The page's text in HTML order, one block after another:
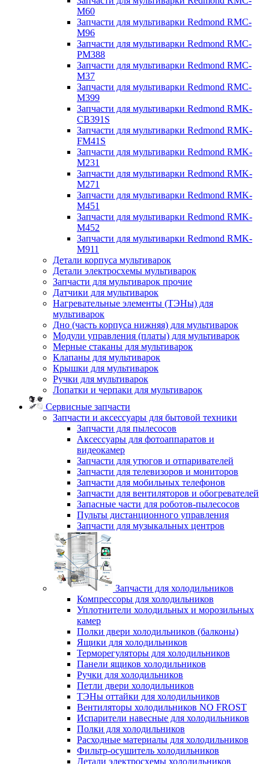
M60
Запчасти для мультиварки Redmond RMC-
M96
Запчасти для мультиварки Redmond RMC-
PM388
Запчасти для мультиварки Redmond RMC-
M37
Запчасти для мультиварки Redmond RMC-
M399
Запчасти для мультиварки Redmond RMK-
CB391S
Запчасти для мультиварки Redmond RMK-
FM41S
Запчасти для мультиварки Redmond RMK-
M231
Запчасти для мультиварки Redmond RMK-
M271
Запчасти для мультиварки Redmond RMK-
M451
Запчасти для мультиварки Redmond RMK-
M452
Запчасти для мультиварки Redmond RMK-
M911
Детали корпуса мультиварок
Детали электросхемы мультиварок
Запчасти для мультиварок прочие
Датчики для мультиварок
Нагревательные элементы (ТЭНы) для
мультиварок
Дно (часть корпуса нижняя) для мультиварок
Модули управления (платы) для мультиварок
Мерные стаканы для мультиварок
Клапаны для мультиварок
Крышки для мультиварок
Ручки для мультиварок
Лопатки и черпаки для мультиварок
Сервисные запчасти
Запчасти и аксессуары для бытовой техники
Запчасти для пылесосов
Аксессуары для фотоаппаратов и
видеокамер
Запчасти для утюгов и отпаривателей
Запчасти для телевизоров и мониторов
Запчасти для мобильных телефонов
Запчасти для вентиляторов и обогревателей
Запасные части для роботов-пылесосов
Пульты дистанционного управления
Запчасти для музыкальных центров
Запчасти для холодильников
Компрессоры для холодильников
Уплотнители холодильных и морозильных
камер
Полки двери холодильников (балконы)
Ящики для холодильников
Терморегуляторы для холодильников
Панели ящиков холодильников
Ручки для холодильников
Петли двери холодильников
ТЭНы оттайки для холодильников
Вентиляторы холодильников NO FROST
Испарители навесные для холодильников
Полки для холодильников
Расходные материалы для холодильников
Фильтр-осушитель холодильников
Детали электросхемы холодильников